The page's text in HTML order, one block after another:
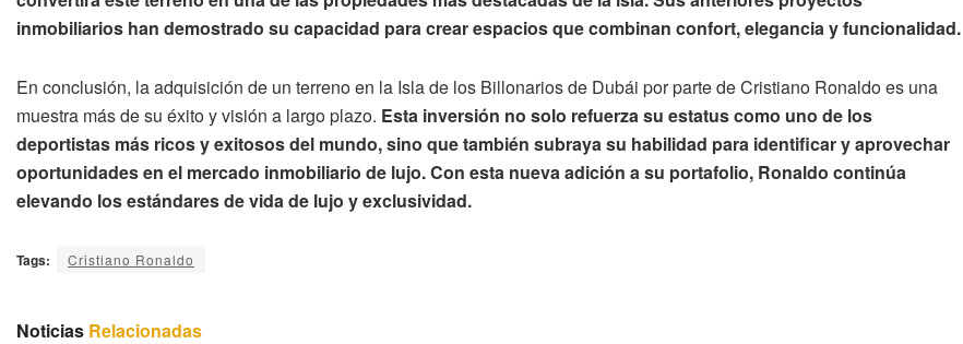
inmobiliarios han demostrado su capacidad para crear espacios que combinan confort, elegancia y funcionalidad.
En conclusión, la adquisición de un terreno en la Isla de los Billonarios de Dubái por parte de Cristiano Ronaldo es una
muestra más de su éxito y visión a largo plazo. Esta inversión no solo refuerza su estatus como uno de los
deportistas más ricos y exitosos del mundo, sino que también subraya su habilidad para identificar y aprovechar
oportunidades en el mercado inmobiliario de lujo.Con esta nueva adición a su portafolio, Ronaldo continúa
elevando los estándares de vida de lujo y exclusividad.
Tags: Cristiano Ronaldo
Noticias Relacionadas